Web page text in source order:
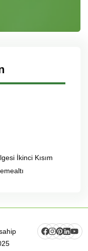
İkinci Kısım